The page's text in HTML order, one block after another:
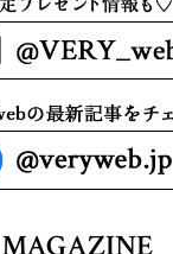
MAGAZINE